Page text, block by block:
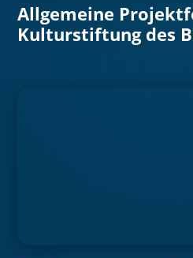
Allgemeine
Kulturstiftung des